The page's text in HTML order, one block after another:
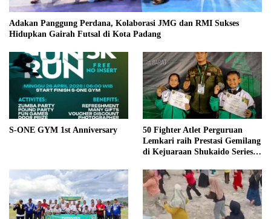
Adakan Panggung Perdana, Kolaborasi JMG dan RMI Sukses
Hidupkan Gairah Futsal di Kota Padang
S-ONE GYM 1st Anniversary
50 Fighter Atlet Perguruan
Lemkari raih Prestasi Gemilang
di Kejuaraan Shukaido Series 1